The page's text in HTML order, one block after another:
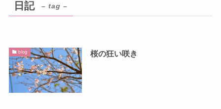
日記 – tag –
blog 桜の狂い咲き